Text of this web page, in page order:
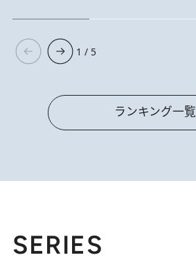
1 / 5
ランキング一覧
SERIES